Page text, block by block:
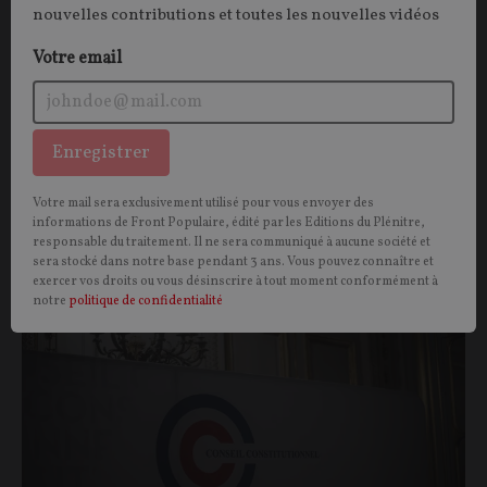
Michel ONFRAY 01/08/2026 83 commentaires
Vous aimerez aussi
OPINIONSPOLITIQUE
nouvelles contributions et toutes les nouvelles vidéos
Votre email
Enregistrer
Votre mail sera exclusivement utilisé pour vous envoyer des
informations de Front Populaire, édité par les Editions du Plénitre,
responsable du traitement. Il ne sera communiqué à aucune société et
sera stocké dans notre base pendant 3 ans. Vous pouvez connaître et
exercer vos droits ou vous désinscrire à tout moment conformément à
notre politique de confidentialité